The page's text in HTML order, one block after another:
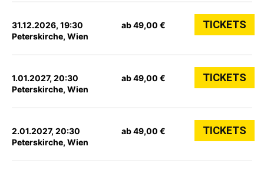
31.12.2026, 19:30
Peterskirche, Wien
ab 49,00 € TICKETS
1.01.2027, 20:30
Peterskirche, Wien
ab 49,00 € TICKETS
2.01.2027, 20:30
Peterskirche, Wien
ab 49,00 € TICKETS